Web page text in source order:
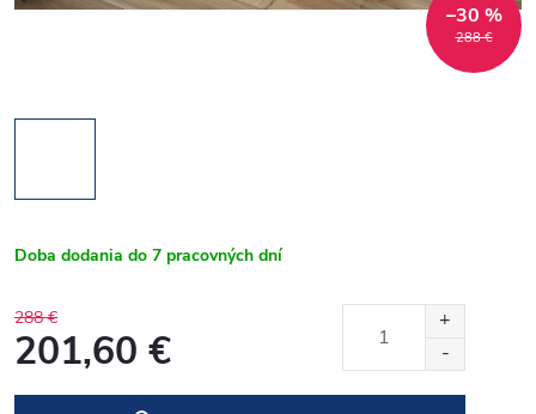
288 €
–30 %
Doba dodania do 7 pracovných dní
288 €
201,60 €